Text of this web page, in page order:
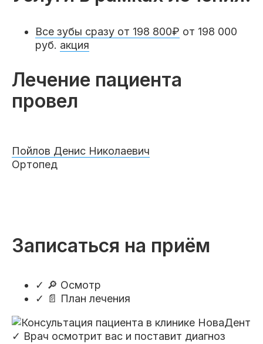
Гарантии
Все зубы сразу от 198 800₽ от 198 000
руб. акция
Лечение пациента
провел
Пойлов Денис Николаевич
Ортопед
Записаться на приём
✓ 🔎 Осмотр
✓ 📄 План лечения
✓ Врач осмотрит вас и поставит диагноз